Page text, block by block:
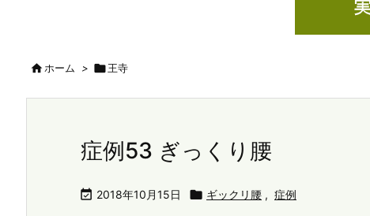
ホーム > 王寺
症例53 ぎっくり腰
 2018年10月15日  ギックリ腰 , 症例